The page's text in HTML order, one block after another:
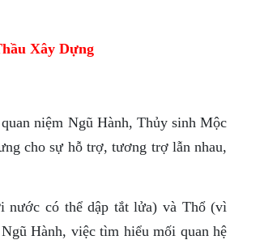
Xây Dựng
niệm Ngũ Hành, Thủy sinh Mộc
cho sự hỗ trợ, tương trợ lẫn nhau,
nước có thể dập tắt lửa) và Thổ (vì
Hành, việc tìm hiểu mối quan hệ